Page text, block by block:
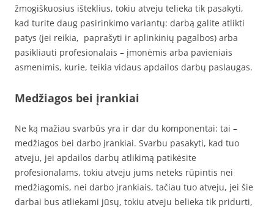
žmogiškuosius išteklius, tokiu atveju telieka tik pasakyti,
kad turite daug pasirinkimo variantų: darbą galite atlikti
patys (jei reikia, paprašyti ir aplinkinių pagalbos) arba
pasikliauti profesionalais – įmonėmis arba pavieniais
asmenimis, kurie, teikia vidaus apdailos darbų paslaugas.
Medžiagos bei įrankiai
Ne ką mažiau svarbūs yra ir dar du komponentai: tai –
medžiagos bei darbo įrankiai. Svarbu pasakyti, kad tuo
atveju, jei apdailos darbų atlikimą patikėsite
profesionalams, tokiu atveju jums neteks rūpintis nei
medžiagomis, nei darbo įrankiais, tačiau tuo atveju, jei šie
darbai bus atliekami jūsų, tokiu atveju belieka tik pridurti,